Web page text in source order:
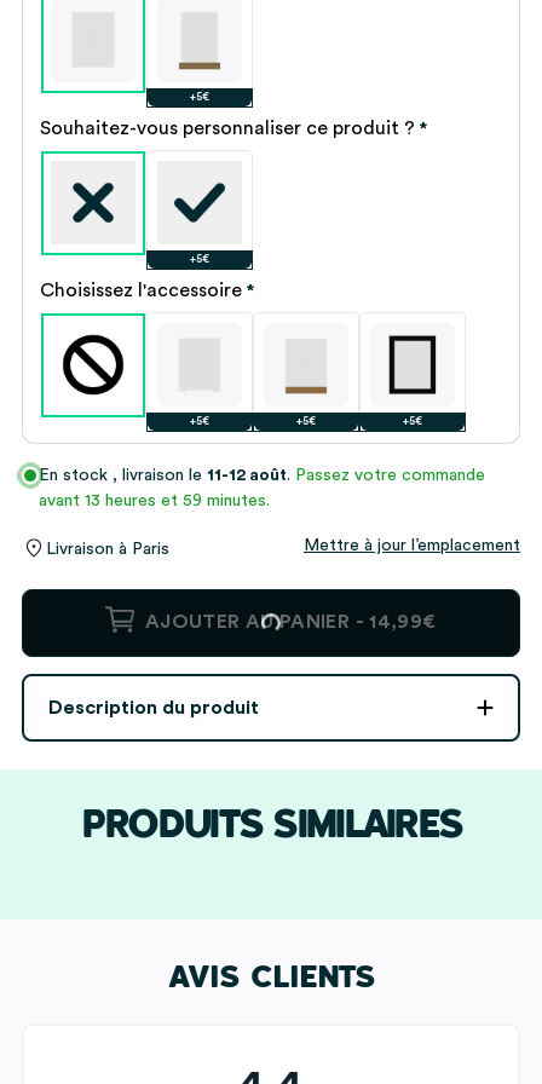
+5€
Souhaitez-vous personnaliser ce produit ? *
+5€
Choisissez l'accessoire *
+5€ +5€ +5€
En stock , livraison le11-12 août. Passez votre commande
avant 13 heures et 59 minutes.
Livraison à Paris Mettre à jour l’emplacement
quantité
Lampe
personnalisée
AJOUTER AU PANIER - 14,99€
Description du produit
PRODUITS SIMILAIRES
AVIS CLIENTS